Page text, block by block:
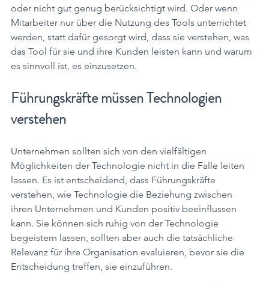
oder nicht gut genug berücksichtigt wird. Oder wenn
Mitarbeiter nur über die Nutzung des Tools unterrichtet
werden, statt dafür gesorgt wird, dass sie verstehen, was
das Tool für sie und ihre Kunden leisten kann und warum
es sinnvoll ist, es einzusetzen.
Führungskräfte müssen Technologien
verstehen
Unternehmen sollten sich von den vielfältigen
Möglichkeiten der Technologie nicht in die Falle leiten
lassen. Es ist entscheidend, dass Führungskräfte
verstehen, wie Technologie die Beziehung zwischen
ihren Unternehmen und Kunden positiv beeinflussen
kann. Sie können sich ruhig von der Technologie
begeistern lassen, sollten aber auch die tatsächliche
Relevanz für ihre Organisation evaluieren, bevor sie die
Entscheidung treffen, sie einzuführen.